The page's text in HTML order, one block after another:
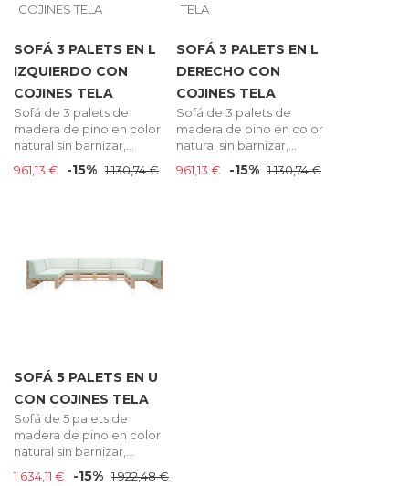
SOFÁ 3 PALETS EN L
IZQUIERDO CON
COJINES TELA
Sofá de 3 palets de
madera de pino en color
natural sin barnizar,...
961,13 €
-15% 1 130,74 €
SOFÁ 3 PALETS EN L
DERECHO CON
COJINES TELA
Sofá de 3 palets de
madera de pino en color
natural sin barnizar,...
961,13 €
-15% 1 130,74 €
SOFÁ 5 PALETS EN U
CON COJINES TELA
Sofá de 5 palets de
madera de pino en color
natural sin barnizar,...
1 634,11 €
-15% 1 922,48 €